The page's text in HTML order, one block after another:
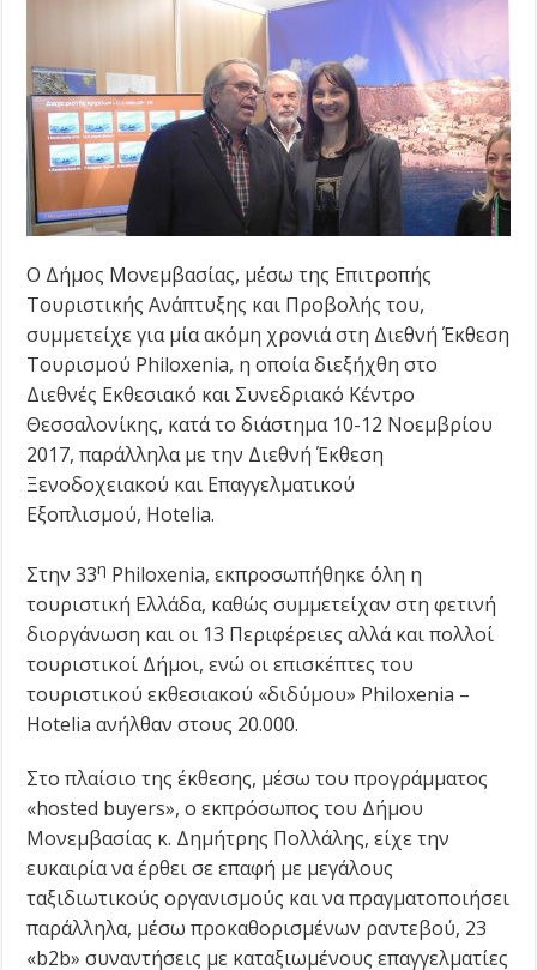
Ο Δήμος Μονεμβασίας, μέσω της Επιτροπής
Τουριστικής Ανάπτυξης και Προβολής του,
συμμετείχε για μία ακόμη χρονιά στη Διεθνή Έκθεση
Τουρισμού Philoxenia, η οποία διεξήχθη στο
Διεθνές Εκθεσιακό και Συνεδριακό Κέντρο
Θεσσαλονίκης, κατά το διάστημα 10-12 Νοεμβρίου
2017, παράλληλα με την Διεθνή Έκθεση
Ξενοδοχειακού και Επαγγελματικού
Εξοπλισμού, Hotelia.
Στην 33η Philoxenia, εκπροσωπήθηκε όλη η
τουριστική Ελλάδα, καθώς συμμετείχαν στη φετινή
διοργάνωση και οι 13 Περιφέρειες αλλά και πολλοί
τουριστικοί Δήμοι, ενώ οι επισκέπτες του
τουριστικού εκθεσιακού «διδύμου» Philoxenia –
Hotelia ανήλθαν στους 20.000.
Στο πλαίσιο της έκθεσης, μέσω του προγράμματος
«hosted buyers», ο εκπρόσωπος του Δήμου
Μονεμβασίας κ. Δημήτρης Πολλάλης, είχε την
ευκαιρία να έρθει σε επαφή με μεγάλους
ταξιδιωτικούς οργανισμούς και να πραγματοποιήσει
παράλληλα, μέσω προκαθορισμένων ραντεβού, 23
«b2b» συναντήσεις με καταξιωμένους επαγγελματίες